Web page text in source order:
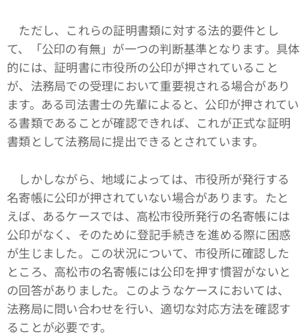
ただし、これらの証明書類に対する法的要件とし
て、「公印の有無」が一つの判断基準となります。具体
的には、証明書に市役所の公印が押されていること
が、法務局での受理において重要視される場合があり
ます。ある司法書士の先輩によると、公印が押されてい
る書類であることが確認できれば、これが正式な証明
書類として法務局に提出できるとされています。
しかしながら、地域によっては、市役所が発行する
名寄帳に公印が押されていない場合があります。たと
えば、あるケースでは、高松市役所発行の名寄帳には
公印がなく、そのために登記手続きを進める際に困惑
が生じました。この状況について、市役所に確認した
ところ、高松市の名寄帳には公印を押す慣習がないと
の回答がありました。このようなケースにおいては、
法務局に問い合わせを行い、適切な対応方法を確認す
ることが必要です。